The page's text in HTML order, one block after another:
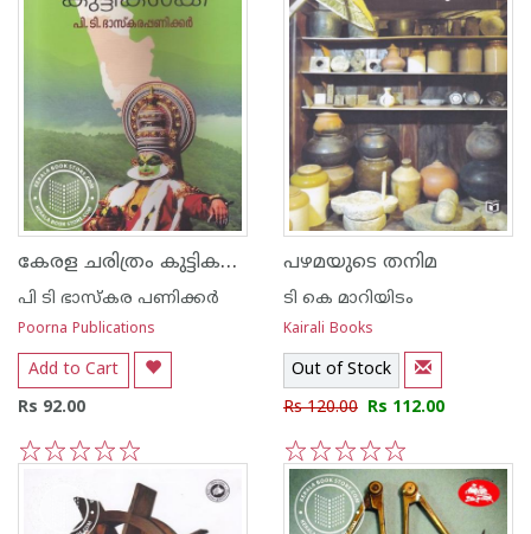
കേരള ചരിത്രം കുട്ടികള്‍ക്ക്
പി ടി ഭാസ്കര പണിക്കര്‍
Poorna Publications
Add to Cart
Rs 92.00
പഴമയുടെ തനിമ
ടി കെ മാറിയിടം
Kairali Books
Out of Stock
Rs 120.00 Rs 112.00
5
4
3
2
1